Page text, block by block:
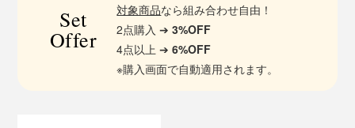
Set
Offer
対象商品なら組み合わせ自由！
2点購入 ➔3%OFF
4点以上 ➔6%OFF
※購入画面で自動適用されます。